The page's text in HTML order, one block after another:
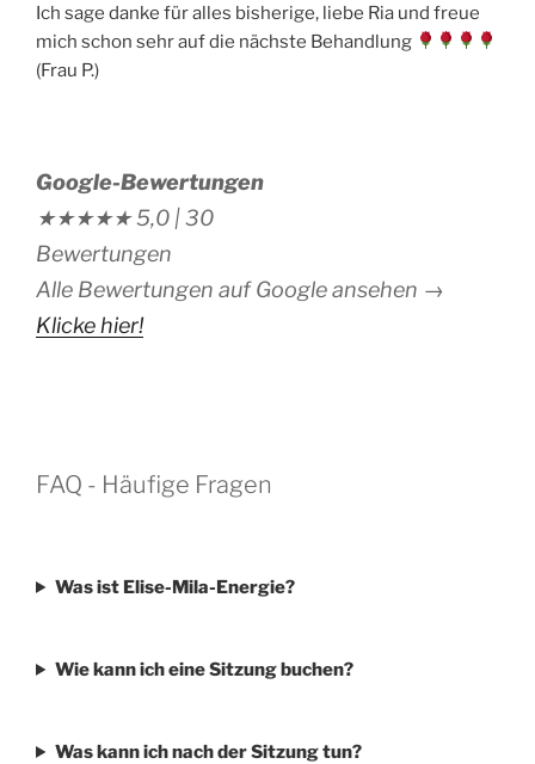
Ich sage danke für alles bisherige, liebe Ria und freue
mich schon sehr auf die nächste Behandlung
(Frau P.)
Google-Bewertungen
★★★★★5,0 |30
Bewertungen
Alle Bewertungen auf Google ansehen →
Klicke hier!
FAQ - Häufige Fragen
Was ist Elise-Mila-Energie?
Wie kann ich eine Sitzung buchen?
Was kann ich nach der Sitzung tun?